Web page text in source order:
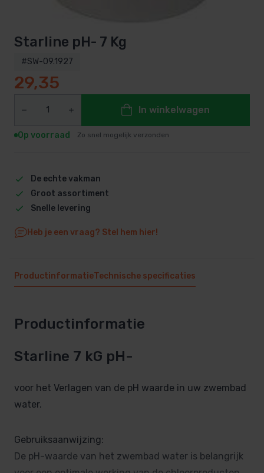
Starline pH- 7 Kg
#SW-09.1927
29,35
In winkelwagen
Op voorraad Zo snel mogelijk verzonden
De echte vakman
Groot assortiment
Snelle levering
Heb je een vraag? Stel hem hier!
ProductinformatieTechnische specificaties
Productinformatie
Starline 7 kG pH-
voor het Verlagen van de pH waarde in uw zwembad
water.
Gebruiksaanwijzing:
De pH-waarde van het zwembad water is belangrijk